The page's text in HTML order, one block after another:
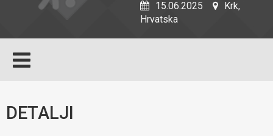
15.06.2025
Krk,
Hrvatska
DETALJI